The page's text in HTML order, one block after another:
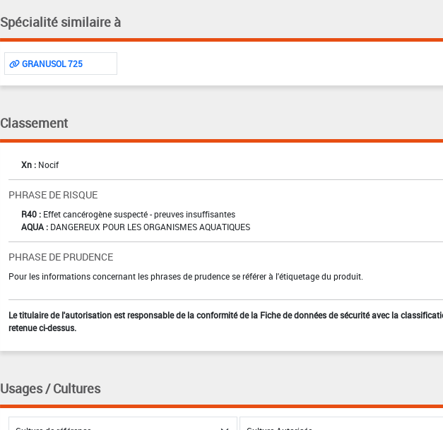
Spécialité similaire à
GRANUSOL 725
Classement
Xn : Nocif
PHRASE DE RISQUE
R40 : Effet cancérogène suspecté - preuves insuffisantes
AQUA : DANGEREUX POUR LES ORGANISMES AQUATIQUES
PHRASE DE PRUDENCE
Pour les informations concernant les phrases de prudence se référer à l'étiquetage du produit.
Le titulaire de l'autorisation est responsable de la conformité de la Fiche de données de sécurité avec la
retenue ci-dessus.
Usages / Cultures